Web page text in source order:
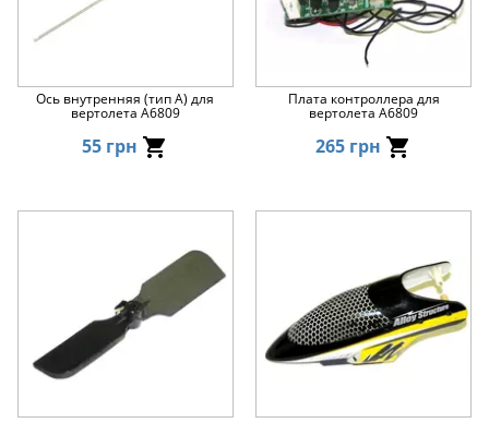
Ось внутренняя (тип A) для
вертолета A6809
55 грн
Плата контроллера для
вертолета A6809
265 грн